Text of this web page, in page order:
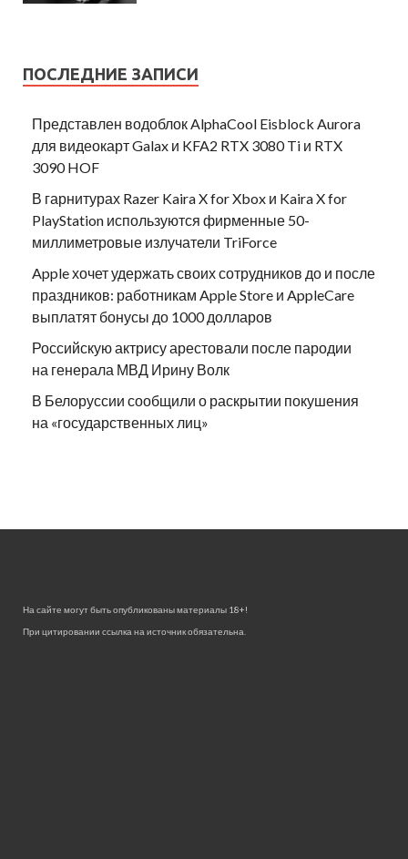
ПОСЛЕДНИЕ ЗАПИСИ
Представлен водоблок AlphaCool Eisblock Aurora
для видеокарт Galax и KFA2 RTX 3080 Ti и RTX
3090 HOF
В гарнитурах Razer Kaira X for Xbox и Kaira X for
PlayStation используются фирменные 50-
миллиметровые излучатели TriForce
Apple хочет удержать своих сотрудников до и после
праздников: работникам Apple Store и AppleCare
выплатят бонусы до 1000 долларов
Российскую актрису арестовали после пародии
на генерала МВД Ирину Волк
В Белоруссии сообщили о раскрытии покушения
на «государственных лиц»
На сайте могут быть опубликованы материалы 18+!
При цитировании ссылка на источник обязательна.